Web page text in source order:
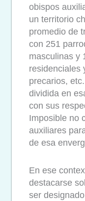
obispos
un territorio
promedio de
con 251
masculinas y
residenciales
precarios,
dividida en
con sus
Imposible no
auxiliares
de esa
En ese
destacarse
ser